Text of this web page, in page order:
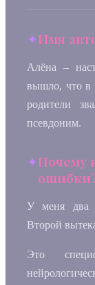
Имя
Алёна –
вышло, что в
родители
псевдоним.
Почему
У меня два
Второй
Это